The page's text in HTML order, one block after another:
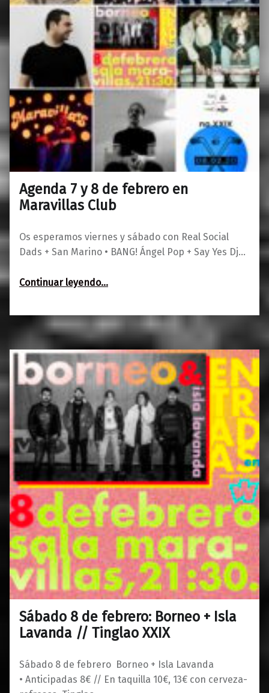
Agenda 7 y 8 de febrero en
Maravillas Club
Os esperamos viernes y sábado con Real Social
Dads + San Marino • BANG! Ángel Pop + Say Yes Dj…
Continuar leyendo“Agenda 7 y 8 de febrero en Maravillas Club”
…
03/02/2020
0
Maravillas
Sábado 8 de febrero: Borneo + Isla
Lavanda // Tinglao XXIX
Sábado 8 de febrero Borneo + Isla Lavanda
• Anticipadas 8€ // En taquilla 10€, 13€ con cerveza-
28/01/2020
0
Maravillas